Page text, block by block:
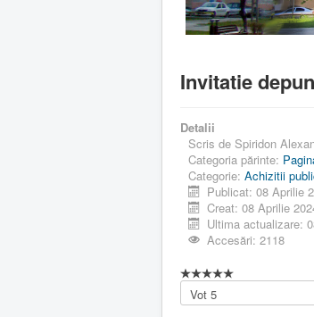
Invitatie
Detalii
Scris de Spiridon
Categoria părinte:
Categorie: Achizitii
Publicat: 08 Aprilie
Creat: 08 Aprilie
Ultima actualizare:
Accesări: 2118
Vă
rugăm